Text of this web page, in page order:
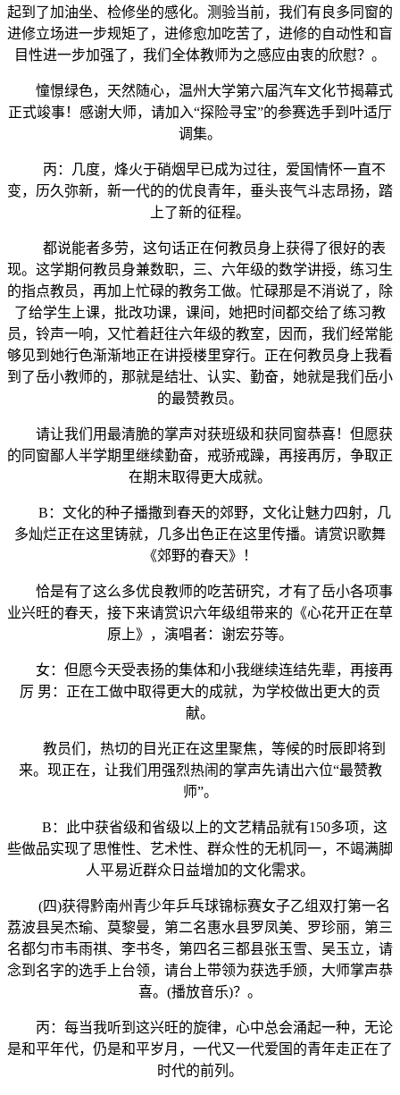
起到了加油坐、检修坐的感化。测验当前，我们有良多同窗的
进修立场进一步规矩了，进修愈加吃苦了，进修的自动性和盲
目性进一步加强了，我们全体教师为之感应由衷的欣慰？。
憧憬绿色，天然随心，温州大学第六届汽车文化节揭幕式
正式竣事！感谢大师，请加入“探险寻宝”的参赛选手到叶适厅
调集。
丙：几度，烽火于硝烟早已成为过往，爱国情怀一直不
变，历久弥新，新一代的的优良青年，垂头丧气斗志昂扬，踏
上了新的征程。
都说能者多劳，这句话正在何教员身上获得了很好的表
现。这学期何教员身兼数职，三、六年级的数学讲授，练习生
的指点教员，再加上忙碌的教务工做。忙碌那是不消说了，除
了给学生上课，批改功课，课间，她把时间都交给了练习教
员，铃声一响，又忙着赶往六年级的教室，因而，我们经常能
够见到她行色渐渐地正在讲授楼里穿行。正在何教员身上我看
到了岳小教师的，那就是结壮、认实、勤奋，她就是我们岳小
的最赞教员。
请让我们用最清脆的掌声对获班级和获同窗恭喜！但愿获
的同窗鄙人半学期里继续勤奋，戒骄戒躁，再接再厉，争取正
在期末取得更大成就。
B：文化的种子播撒到春天的郊野，文化让魅力四射，几
多灿烂正在这里铸就，几多出色正在这里传播。请赏识歌舞
《郊野的春天》！
恰是有了这么多优良教师的吃苦研究，才有了岳小各项事
业兴旺的春天，接下来请赏识六年级组带来的《心花开正在草
原上》，演唱者：谢宏芬等。
女：但愿今天受表扬的集体和小我继续连结先辈，再接再
厉 男：正在工做中取得更大的成就，为学校做出更大的贡
献。
教员们，热切的目光正在这里聚焦，等候的时辰即将到
来。现正在，让我们用强烈热闹的掌声先请出六位“最赞教
师”。
B：此中获省级和省级以上的文艺精品就有150多项，这
些做品实现了思惟性、艺术性、群众性的无机同一，不竭满脚
人平易近群众日益增加的文化需求。
(四)获得黔南州青少年乒乓球锦标赛女子乙组双打第一名
荔波县吴杰瑜、莫黎曼，第二名惠水县罗凤美、罗珍丽，第三
名都匀市韦雨祺、李书冬，第四名三都县张玉雪、吴玉立，请
念到名字的选手上台领，请台上带领为获选手颁，大师掌声恭
喜。(播放音乐)？。
丙：每当我听到这兴旺的旋律，心中总会涌起一种，无论
是和平年代，仍是和平岁月，一代又一代爱国的青年走正在了
时代的前列。